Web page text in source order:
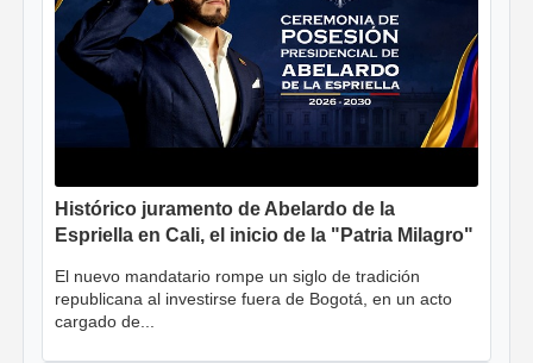
Histórico juramento de Abelardo de la
Espriella en Cali, el inicio de la "Patria Milagro"
El nuevo mandatario rompe un siglo de tradición
republicana al investirse fuera de Bogotá, en un acto
cargado de...